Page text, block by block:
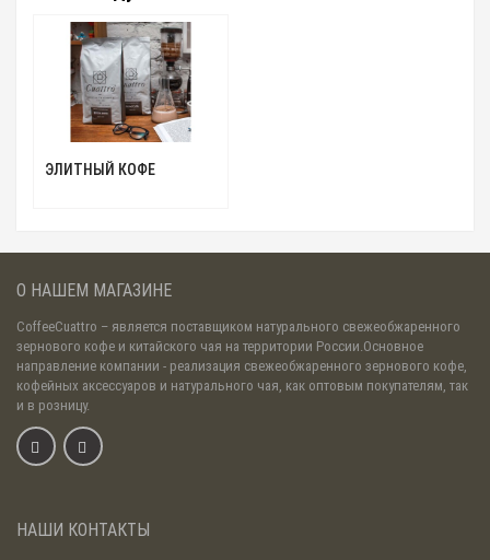
ЭЛИТНЫЙ КОФЕ
О НАШЕМ МАГАЗИНЕ
CoffeeCuattro – является поставщиком натурального свежеобжаренного
зернового кофе и китайского чая на территории России.Основное
направление компании - реализация свежеобжаренного зернового кофе,
кофейных аксессуаров и натурального чая, как оптовым покупателям, так
и в розницу.
НАШИ КОНТАКТЫ